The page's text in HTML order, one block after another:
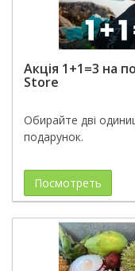
Акція 1+1=3 на
Store
Обирайте дві
подарунок.
Посмотреть